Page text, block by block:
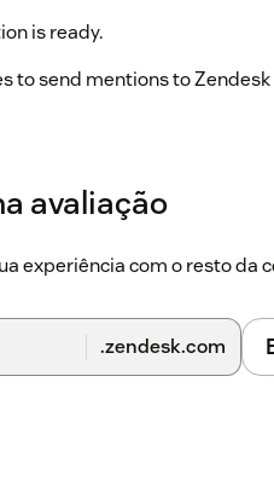
is ready.
to send mentions to
avaliação
experiência com o resto da
.zendesk.com